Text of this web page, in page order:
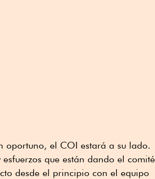
oportuno, el COI estará a su lado.
que están dando el comité
desde el principio con el equipo